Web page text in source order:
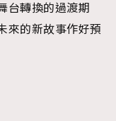
台轉換的過渡期
來的新故事作好預